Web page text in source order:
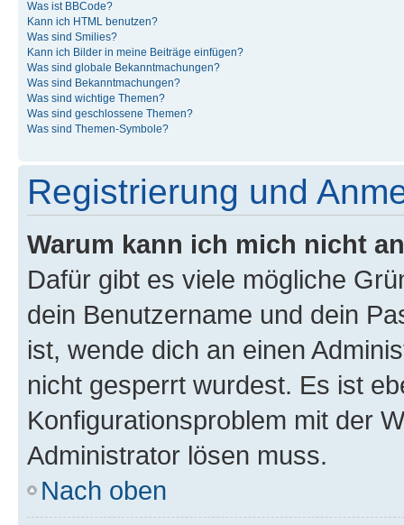
Was ist BBCode?
Kann ich HTML benutzen?
Was sind Smilies?
Kann ich Bilder in meine Beiträge einfügen?
Was sind globale Bekanntmachungen?
Was sind Bekanntmachungen?
Was sind wichtige Themen?
Was sind geschlossene Themen?
Was sind Themen-Symbole?
Registrierung und
Warum kann ich mich nicht
Dafür gibt es viele mögliche
dein Benutzername und dein
ist, wende dich an einen
nicht gesperrt wurdest. Es ist
Konfigurationsproblem mit der
Administrator lösen muss.
Nach oben